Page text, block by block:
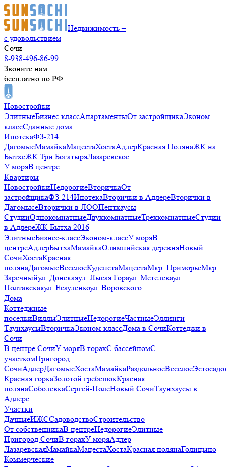
Недвижимость –
с удовольствием
Сочи
8-938-496-86-99
Звоните нам
бесплатно по РФ
Новостройки
ЭлитныеБизнес классАпартаментыОт застройщикаЭконом
классСданные дома
ИпотекаФЗ-214
ДагомысМамайкаМацестаХостаАдлерКрасная ПолянаЖК на
БытхеЖК Три БогатыряЛазаревское
У моряВ центре
Квартиры
НовостройкиНедорогиеВторичкаОт
застройщикаФЗ-214ИпотекаВторички в АдлереВторички в
ДагомысеВторички в ЛООПентхаусы
СтудииОднокомнатныеДвухкомнатныеТрехкомнатныеСтудии
в АдлереЖК Бытха 2016
ЭлитныеБизнес-классЭконом-классУ моряВ
центреАдлерБытхаМамайкаОлимпийская деревняНовый
СочиХостаКрасная
полянаДагомысВеселоеКудепстаМацестаМкр. ПриморьеМкр.
Заречныйул. Донскаяул. Лысая Гораул. Метелеваул.
Полтавскаяул. Есауленкоул. Воровского
Дома
Коттеджные
поселкиВиллыЭлитныеНедорогиеЧастныеЭллинги
ТаунхаусыВторичкаЭконом-классДома в СочиКоттеджи в
Сочи
В центре СочиУ моряВ горахС бассейномС
участкомПригород
СочиАдлерДагомысХостаМамайкаРаздольноеВеселое
Красная горкаЗолотой гребешокКрасная
полянаСоболевкаСергей-ПолеНовый СочиТаунхаусы в
Адлере
Участки
ДачныеИЖССадоводствоСтроительство
От собственникаВ центреНедорогиеЭлитные
Пригород СочиВ горахУ моряАдлер
ЛазаревскаяМамайкаМацестаХостаКрасная полянаГолицыно
Коммерческие